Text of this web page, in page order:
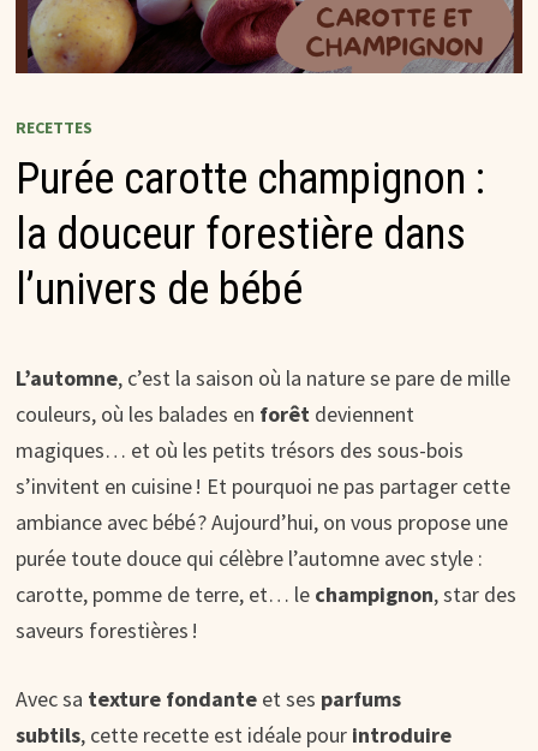
RECETTES
Purée carotte champignon :
la douceur forestière dans
l’univers de bébé
L’automne, c’est la saison où la nature se pare de mille
couleurs, où les balades en forêt deviennent
magiques… et où les petits trésors des sous-bois
s’invitent en cuisine ! Et pourquoi ne pas partager cette
ambiance avec bébé ? Aujourd’hui, on vous propose une
purée toute douce qui célèbre l’automne avec style :
carotte, pomme de terre, et… le champignon, star des
saveurs forestières !
Avec sa texture fondanteet ses parfums
subtils, cette recette est idéale pour introduire